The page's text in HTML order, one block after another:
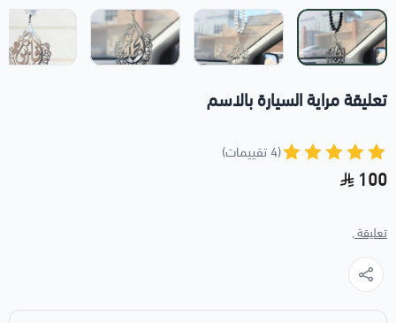
تعليقة مراية السيارة بالاسم
(4 تقييمات)
100
تعليقة ,